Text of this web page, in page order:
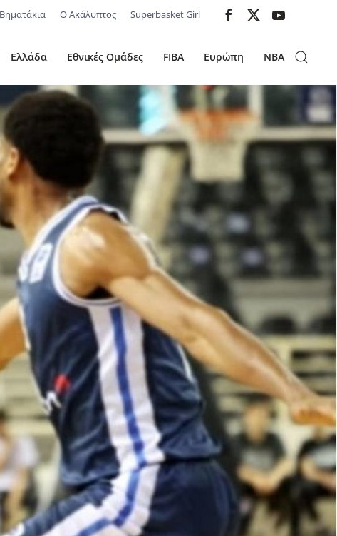
Βηματάκια Ο Ακάλυπτος Superbasket Girl
Ελλάδα Εθνικές Ομάδες FIBA Ευρώπη NBA